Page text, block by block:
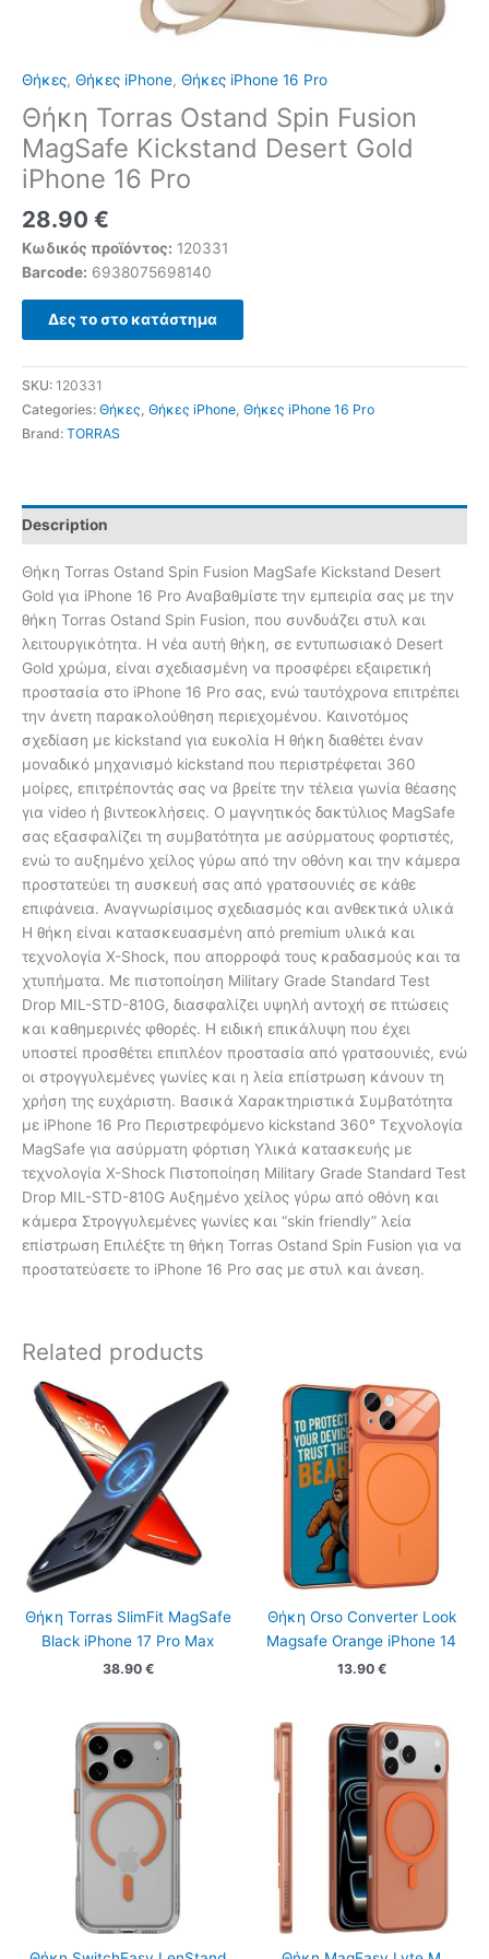
Θήκες, Θήκες iPhone, Θήκες iPhone 16 Pro
Θήκη Torras Ostand Spin Fusion
MagSafe Kickstand Desert Gold
iPhone 16 Pro
28.90 €
Κωδικός προϊόντος: 120331
Barcode: 6938075698140
Δες το στο κατάστημα
SKU: 120331
Categories: Θήκες Θήκες iPhone Θήκες iPhone 16 Pro
Brand: TORRAS
Description
Θήκη Torras Ostand Spin Fusion MagSafe Kickstand Desert
Gold για iPhone 16 Pro Αναβαθμίστε την εμπειρία σας με την
θήκη Torras Ostand Spin Fusion, που συνδυάζει στυλ και
λειτουργικότητα. Η νέα αυτή θήκη, σε εντυπωσιακό Desert
Gold χρώμα, είναι σχεδιασμένη να προσφέρει εξαιρετική
προστασία στο iPhone 16 Pro σας, ενώ ταυτόχρονα επιτρέπει
την άνετη παρακολούθηση περιεχομένου. Καινοτόμος
σχεδίαση με kickstand για ευκολία Η θήκη διαθέτει έναν
μοναδικό μηχανισμό kickstand που περιστρέφεται 360
μοίρες, επιτρέποντάς σας να βρείτε την τέλεια γωνία θέασης
για video ή βιντεοκλήσεις. Ο μαγνητικός δακτύλιος MagSafe
σας εξασφαλίζει τη συμβατότητα με ασύρματους φορτιστές,
ενώ το αυξημένο χείλος γύρω από την οθόνη και την κάμερα
προστατεύει τη συσκευή σας από γρατσουνιές σε κάθε
επιφάνεια. Αναγνωρίσιμος σχεδιασμός και ανθεκτικά υλικά
Η θήκη είναι κατασκευασμένη από premium υλικά και
τεχνολογία X-Shock, που απορροφά τους κραδασμούς και τα
χτυπήματα. Με πιστοποίηση Military Grade Standard Test
Drop MIL-STD-810G, διασφαλίζει υψηλή αντοχή σε πτώσεις
και καθημερινές φθορές. Η ειδική επικάλυψη που έχει
υποστεί προσθέτει επιπλέον προστασία από γρατσουνιές, ενώ
οι στρογγυλεμένες γωνίες και η λεία επίστρωση κάνουν τη
χρήση της ευχάριστη. Βασικά Χαρακτηριστικά Συμβατότητα
με iPhone 16 Pro Περιστρεφόμενο kickstand 360° Τεχνολογία
MagSafe για ασύρματη φόρτιση Υλικά κατασκευής με
τεχνολογία X-Shock Πιστοποίηση Military Grade Standard Test
Drop MIL-STD-810G Αυξημένο χείλος γύρω από οθόνη και
κάμερα Στρογγυλεμένες γωνίες και “skin friendly” λεία
επίστρωση Επιλέξτε τη θήκη Torras Ostand Spin Fusion για να
προστατεύσετε το iPhone 16 Pro σας με στυλ και άνεση.
Related products
Θήκη Torras SlimFit MagSafe
Black iPhone 17 Pro Max
38.90 €
Θήκη Orso Converter Look
Magsafe Orange iPhone 14
13.90 €